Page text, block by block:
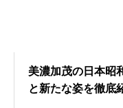
美濃加茂の日本昭
と新たな姿を徹底